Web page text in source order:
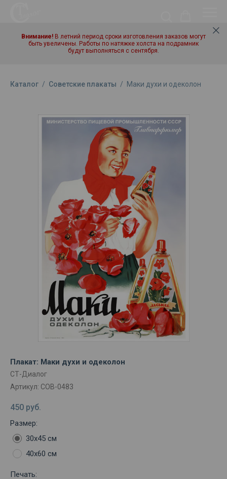
Внимание! В летний период сроки изготовления заказов могут
быть увеличены. Работы по натяжке холста на подрамник
будут выполняться с сентября.
Каталог / Советские плакаты / Маки духи и одеколон
Плакат: Маки духи и одеколон
СТ-Диалог
Артикул: СОВ-0483
450 руб.
Размер:
30х45 см
40х60 см
Печать: